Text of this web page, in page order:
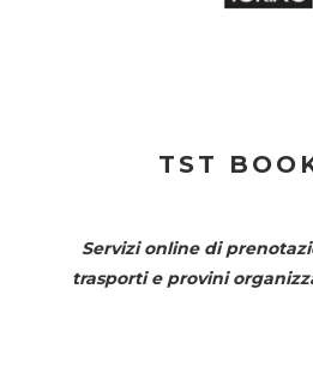
TST
Servizi online di
trasporti e provini